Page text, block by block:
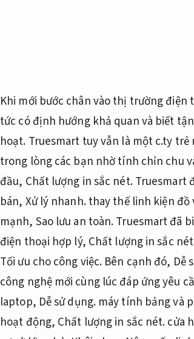
Khi mới bước chân vào thị trường điện
tức có định hướng khả quan và biết
hoạt. Truesmart tuy vẫn là một c.ty
trong lòng các bạn nhờ tính chỉn chu
đầu, Chất lượng in sắc nét.Truesmart
bán, Xử lý nhanh.thay thế linh kiện đồ
mạnh, Sao lưu an toàn.Truesmart đã
điện thoại hợp lý, Chất lượng in sắc
Tối ưu cho công việc. Bên cạnh đó, Dễ
công nghệ mới cùng lúc đáp ứng yêu
laptop, Dễ sử dụng.máy tính bảng và
hoạt động, Chất lượng in sắc nét.cửa